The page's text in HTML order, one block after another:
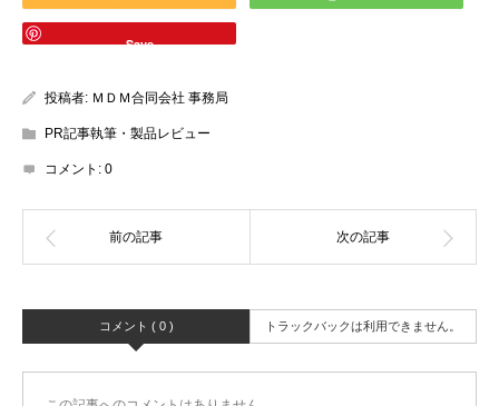
Save
投稿者: ＭＤＭ合同会社 事務局
PR記事執筆・製品レビュー
コメント: 0
コメント ( 0 ) トラックバックは利用できません。